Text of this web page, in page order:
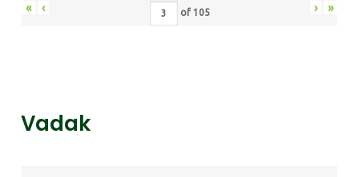
« ‹ of 105 › »
Vadak